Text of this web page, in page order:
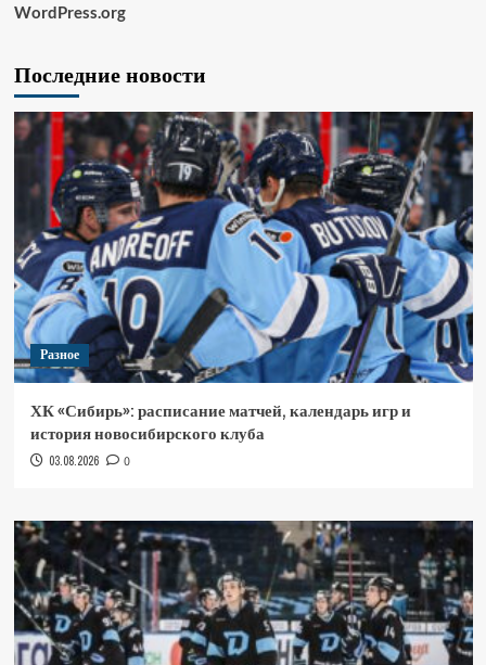
WordPress.org
Последние новости
Разное
ХК «Сибирь»: расписание матчей, календарь игр и
история новосибирского клуба
03.08.2026 0